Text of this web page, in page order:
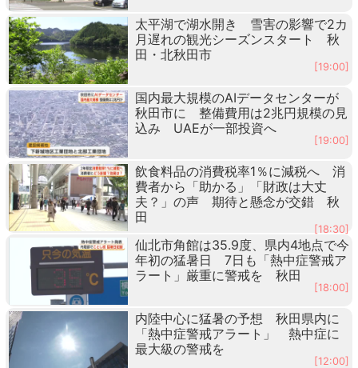
太平湖で湖水開き 雪害の影響で2カ
月遅れの観光シーズンスタート 秋
田・北秋田市
[19:00]
国内最大規模のAIデータセンターが
秋田市に 整備費用は2兆円規模の見
込み UAEが一部投資へ
[19:00]
飲食料品の消費税率1％に減税へ 消
費者から「助かる」「財政は大丈
夫？」の声 期待と懸念が交錯 秋
田
[18:30]
仙北市角館は35.9度、県内4地点で今
年初の猛暑日 7日も「熱中症警戒ア
ラート」厳重に警戒を 秋田
[18:00]
内陸中心に猛暑の予想 秋田県内に
「熱中症警戒アラート」 熱中症に
最大級の警戒を
[12:00]